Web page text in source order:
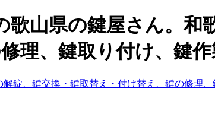
歌山県の鍵屋さん。和
理、鍵取り付け、鍵
錠、鍵交換・鍵取替え・付け替え、鍵の修理